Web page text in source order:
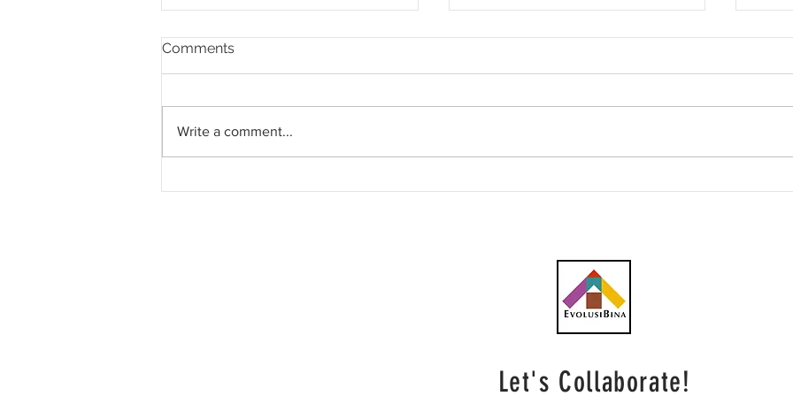
Comments
Write a comment...
Let's Collaborate!